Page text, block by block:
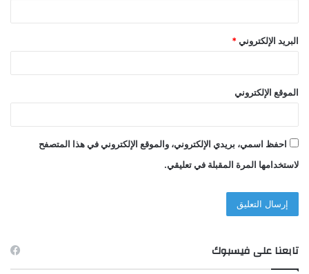
البريد الإلكتروني *
الموقع الإلكتروني
احفظ اسمي، بريدي الإلكتروني، والموقع الإلكتروني في هذا المتصفح
لاستخدامها المرة المقبلة في تعليقي.
تابعنا على فيسبوك